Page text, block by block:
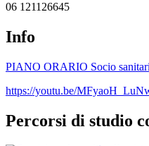
06 121126645
Info
PIANO ORARIO Socio
https://youtu.be/
Percorsi di studio